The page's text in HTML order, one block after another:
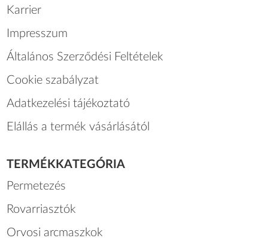
Karrier
Impresszum
Általános Szerződési Feltételek
Cookie szabályzat
Adatkezelési tájékoztató
Elállás a termék vásárlásától
TERMÉKKATEGÓRIA
Permetezés
Rovarriasztók
Orvosi arcmaszkok